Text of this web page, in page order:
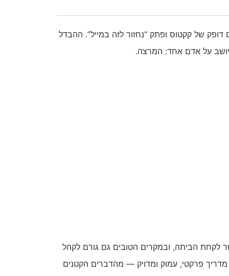
של קקטוס ופתק “נחזור לזה במייל”. ההבדל
על אדם אחד: המרצה.
לקחת הביתה, ובמקרים הטובים גם גורם לקהל
פרקטי, עמוק ומדויק — מהדברים הקטנים